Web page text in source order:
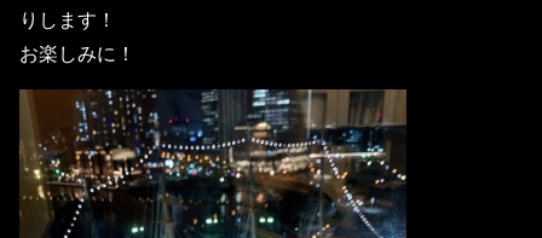
りします！
お楽しみに！